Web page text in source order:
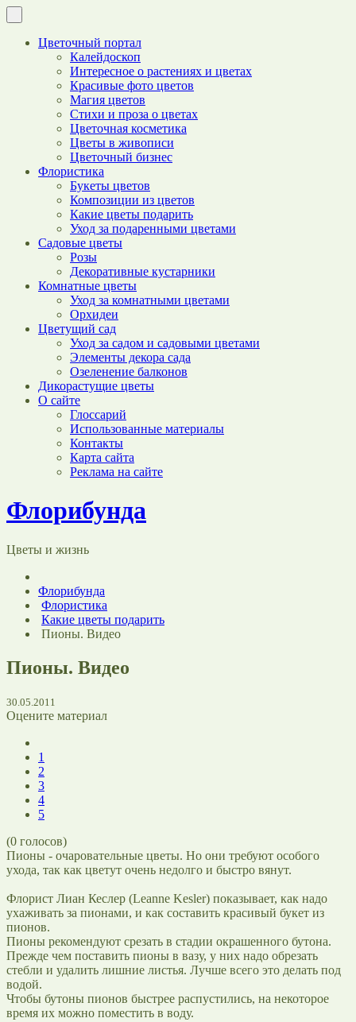
Цветочный портал
Калейдоскоп
Интересное о растениях и цветах
Красивые фото цветов
Магия цветов
Стихи и проза о цветах
Цветочная косметика
Цветы в живописи
Цветочный бизнес
Флористика
Букеты цветов
Композиции из цветов
Какие цветы подарить
Уход за подаренными цветами
Садовые цветы
Розы
Декоративные кустарники
Комнатные цветы
Уход за комнатными цветами
Орхидеи
Цветущий сад
Уход за садом и садовыми цветами
Элементы декора сада
Озеленение балконов
Дикорастущие цветы
О сайте
Глоссарий
Использованные материалы
Контакты
Карта сайта
Реклама на сайте
Флорибунда
Цветы и жизнь
Флорибунда
Флористика
Какие цветы подарить
Пионы. Видео
Пионы. Видео
30.05.2011
Оцените материал
1
2
3
4
5
(0 голосов)
Пионы - очаровательные цветы. Но они требуют особого
ухода, так как цветут очень недолго и быстро вянут.
Флорист Лиан Кеслер (Leanne Kesler) показывает, как надо
ухаживать за пионами, и как составить красивый букет из
пионов.
Пионы рекомендуют срезать в стадии окрашенного бутона.
Прежде чем поставить пионы в вазу, у них надо обрезать
стебли и удалить лишние листья. Лучше всего это делать под
водой.
Чтобы бутоны пионов быстрее распустились, на некоторое
время их можно поместить в воду.